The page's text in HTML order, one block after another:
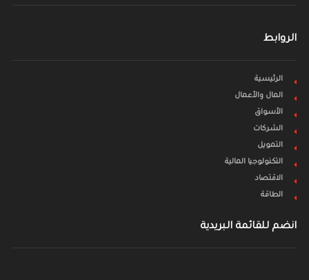
الروابط
الرئيسية
المال والأعمال
الأسواق
الشركات
التمويل
التكنولوجيا المالية
الاقتصاد
الطاقة
انضم للقائمة البريدية